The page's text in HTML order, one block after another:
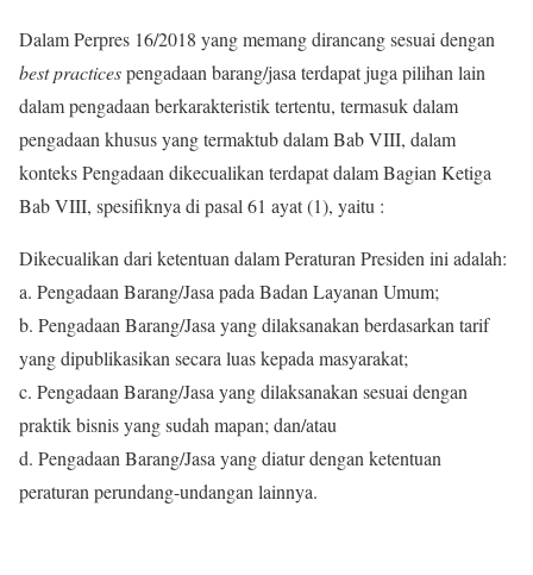
Dalam Perpres 16/2018 yang memang dirancang sesuai dengan
best practicespengadaan barang/jasa terdapat juga pilihan lain
dalam pengadaan berkarakteristik tertentu, termasuk dalam
pengadaan khusus yang termaktub dalam Bab VIII, dalam
konteks Pengadaan dikecualikan terdapat dalam Bagian Ketiga
Bab VIII, spesifiknya di pasal 61 ayat (1), yaitu :
Dikecualikan dari ketentuan dalam Peraturan Presiden ini adalah:
a. Pengadaan Barang/Jasa pada Badan Layanan Umum;
b. Pengadaan Barang/Jasa yang dilaksanakan berdasarkan tarif
yang dipublikasikan secara luas kepada masyarakat;
c. Pengadaan Barang/Jasa yang dilaksanakan sesuai dengan
praktik bisnis yang sudah mapan; dan/atau
d. Pengadaan Barang/Jasa yang diatur dengan ketentuan
peraturan perundang-undangan lainnya.